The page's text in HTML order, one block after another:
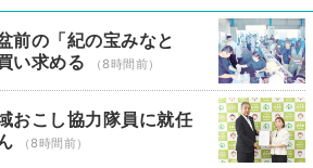
の「紀の宝みなと
い求める
（8時間前）
おこし協力隊員に就任
（8時間前）